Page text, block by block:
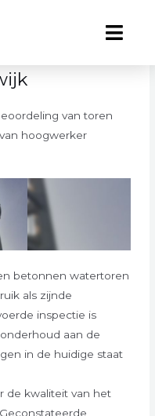
van toren
hoogwerker
betonnen watertoren
als zijnde
inspectie is
aan de
in de huidige staat
de kwaliteit van het